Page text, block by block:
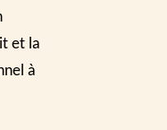
et la
à